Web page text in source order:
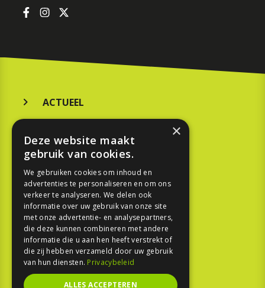
ACTUEEL
KOOPGIDS
TESTEN
SPORT
REPORTAGE
TOUREN
NIEUWSBRIEF
×
Deze website maakt
gebruik van cookies.
We gebruiken cookies om inhoud en
advertenties te personaliseren en om ons
verkeer te analyseren. We delen ook
informatie over uw gebruik van onze site
met onze advertentie- en analysepartners,
die deze kunnen combineren met andere
informatie die u aan hen heeft verstrekt of
die zij hebben verzameld door uw gebruik
van hun diensten. Privacybeleid
ALLES ACCEPTEREN